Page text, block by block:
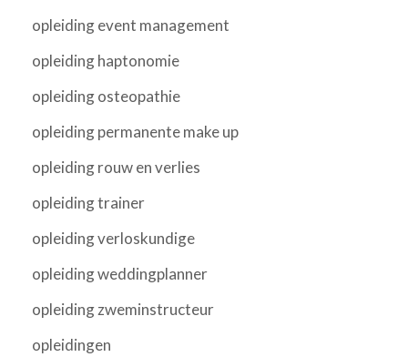
opleiding event management
opleiding haptonomie
opleiding osteopathie
opleiding permanente make up
opleiding rouw en verlies
opleiding trainer
opleiding verloskundige
opleiding weddingplanner
opleiding zweminstructeur
opleidingen